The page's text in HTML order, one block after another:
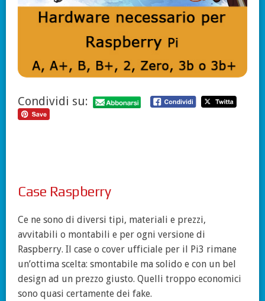
Condividi su:
Case Raspberry
Ce ne sono di diversi tipi, materiali e prezzi,
avvitabili o montabili e per ogni versione di
Raspberry. Il case o cover ufficiale per il Pi3 rimane
un’ottima scelta: smontabile ma solido e con un bel
design ad un prezzo giusto. Quelli troppo economici
sono quasi certamente dei fake.